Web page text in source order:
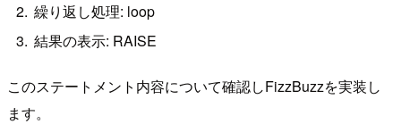
繰り返し処理: loop
結果の表示: RAISE
このステートメント内容について確認しFizzBuzzを実装し
ます。